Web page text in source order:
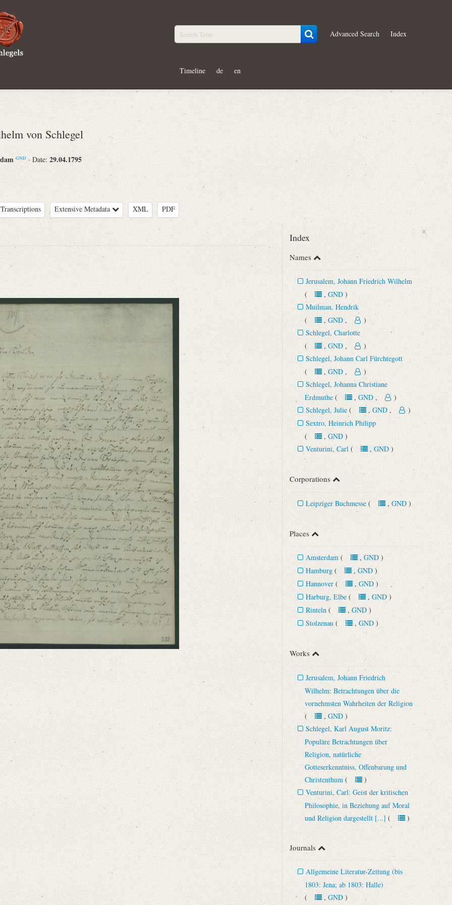
Advanced Search Index
Timeline de en
von Schlegel
GND · Date: 29.04.1795
Extensive Metadata XML PDF
da ich Dich das [...]“
×
Index
Names
Jerusalem, Johann Friedrich Wilhelm
(, GND)
Muilman, Hendrik
(, GND, )
Schlegel, Charlotte
(, GND, )
Schlegel, Johann Carl Fürchtegott
(, GND, )
Schlegel, Johanna Christiane
Erdmuthe (, GND, )
Schlegel, Julie (, GND, )
Sextro, Heinrich Philipp
(, GND)
Venturini, Carl (, GND)
Corporations
Leipziger Buchmesse (, GND)
Places
Amsterdam (, GND)
Hamburg (, GND)
Hannover (, GND)
Harburg, Elbe (, GND)
Rinteln (, GND)
Stolzenau (, GND)
Works
Jerusalem, Johann Friedrich
Wilhelm: Betrachtungen über die
vornehmsten Wahrheiten der Religion
(, GND)
Schlegel, Karl August Moritz:
Populäre Betrachtungen über
Religion, natürliche
Gotteserkenntniss, Offenbarung und
Christenthum ()
Venturini, Carl: Geist der kritischen
Philosophie, in Beziehung auf Moral
und Religion dargestellt [...] ()
Journals
Allgemeine Literatur-Zeitung (bis
1803: Jena; ab 1803: Halle)
(, GND)